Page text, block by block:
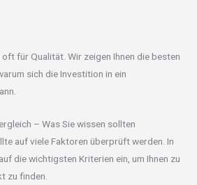
für Qualität. Wir zeigen Ihnen die besten
sich die Investition in ein
– Was Sie wissen sollten
auf viele Faktoren überprüft werden. In
die wichtigsten Kriterien ein, um Ihnen zu
zu finden.